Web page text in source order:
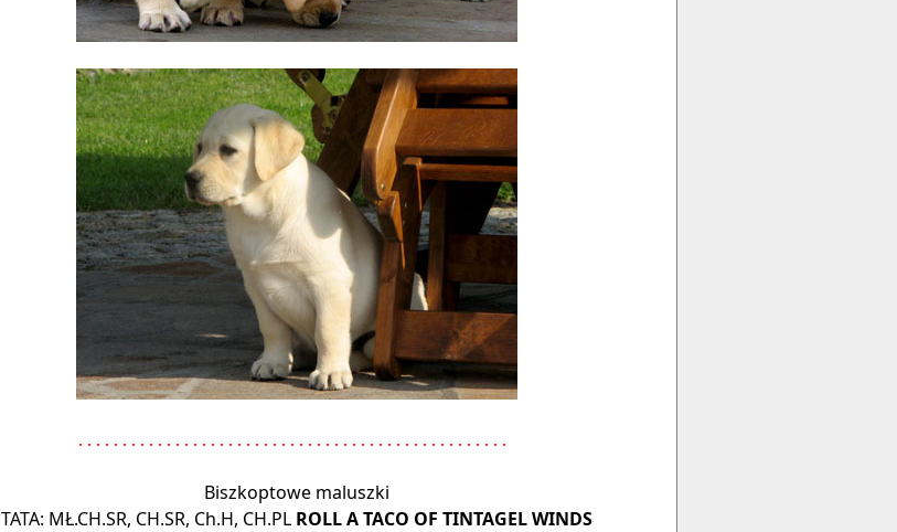
. . . . . . . . . . . . . . . . . . . . . . . . . . . . . . . . . . . . . . . . . . . . . . . . .
Biszkoptowe maluszki
TATA: MŁ.CH.SR, CH.SR, Ch.H, CH.PL ROLL A TACO OF TINTAGEL WINDS